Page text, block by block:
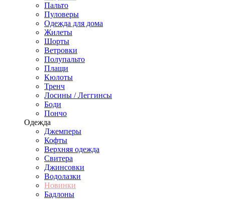
Пальто
Пуловеры
Одежда для дома
Жилеты
Шорты
Ветровки
Полупальто
Плащи
Кюлоты
Тренч
Лосины / Леггинсы
Боди
Пончо
Одежда
Джемперы
Кофты
Верхняя одежда
Свитера
Джинсовки
Водолазки
Новинки
Бадлоны